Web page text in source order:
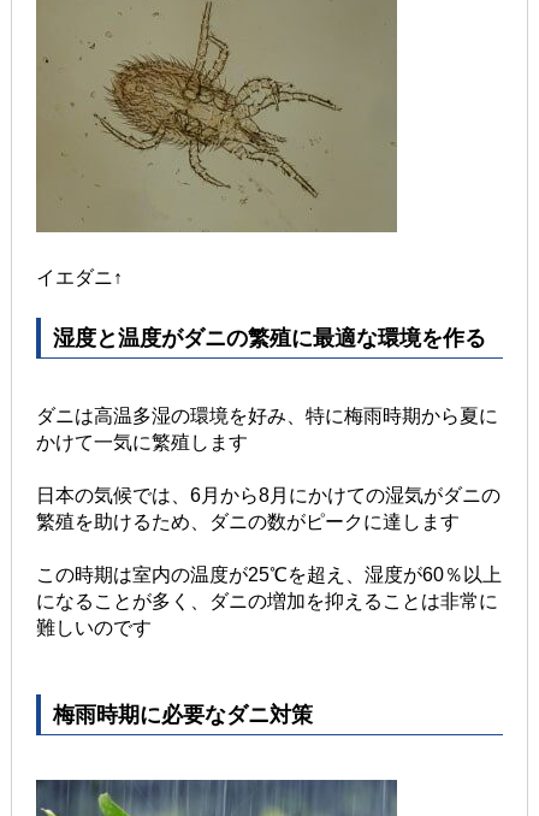
イエダニ↑
湿度と温度がダニの繁殖に最適な環境を作る
ダニは高温多湿の環境を好み、特に梅雨時期から夏に
かけて一気に繁殖します
日本の気候では、6月から8月にかけての湿気がダニの
繁殖を助けるため、ダニの数がピークに達します
この時期は室内の温度が25℃を超え、湿度が60％以上
になることが多く、ダニの増加を抑えることは非常に
難しいのです​
梅雨時期に必要なダニ対策